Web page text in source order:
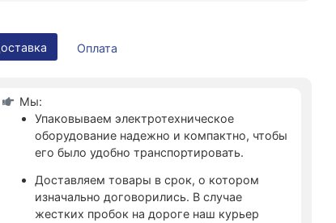
Оплата
Мы:
Упаковываем электротехническое
оборудование надежно и компактно, чтобы
его было удобно транспортировать.
Доставляем товары в срок, о котором
изначально договорились. В случае
жестких пробок на дороге наш курьер